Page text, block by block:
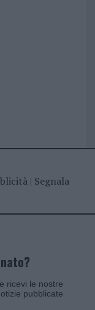
| Segnala
ricevi le nostre
pubblicate